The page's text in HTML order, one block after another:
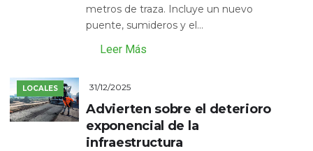
metros de traza. Incluye un nuevo
puente, sumideros y el...
Leer Más
LOCALES 31/12/2025
Advierten sobre el deterioro
exponencial de la
infraestructura